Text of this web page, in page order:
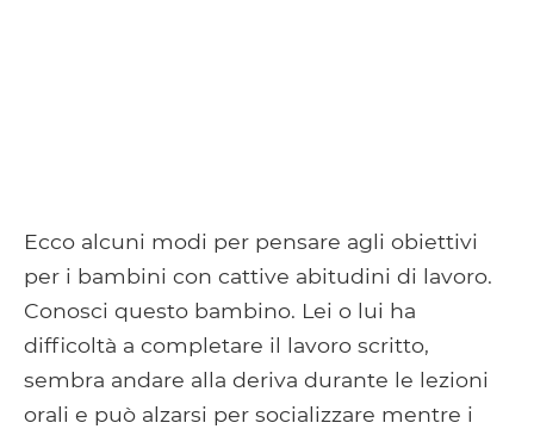
Ecco alcuni modi per pensare agli obiettivi
per i bambini con cattive abitudini di lavoro.
Conosci questo bambino. Lei o lui ha
difficoltà a completare il lavoro scritto,
sembra andare alla deriva durante le lezioni
orali e può alzarsi per socializzare mentre i